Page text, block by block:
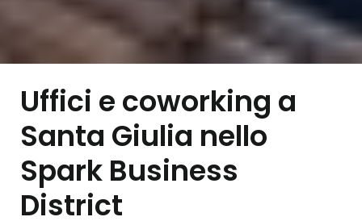
Uffici e coworking a
Santa Giulia nello
Spark Business
District